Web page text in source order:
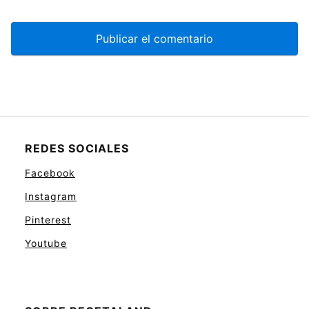
REDES SOCIALES
Facebook
Instagram
Pinterest
Youtube